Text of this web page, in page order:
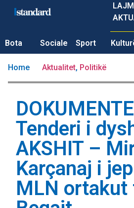
Bota Sociale Sport
Home Aktualitet, Politikë
Tenderi i
AKSHIT –
Karçanaj i
MLN ortakut